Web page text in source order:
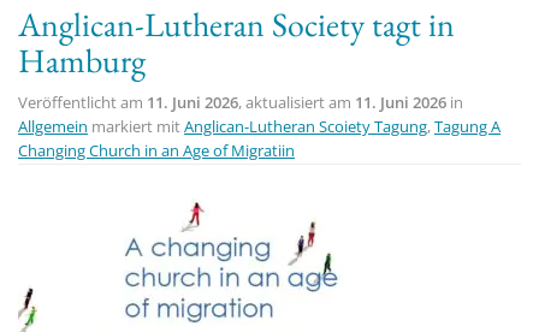
Anglican-Lutheran Society tagt in
Hamburg
Veröffentlicht am 11. Juni 2026, aktualisiert am 11. Juni 2026 in
Allgemein markiert mitAnglican-Lutheran Scoiety Tagung,Tagung A
Changing Church in an Age of Migratiin